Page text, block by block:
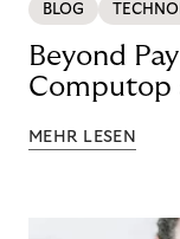
BLOG
Beyond
Computop
MEHR LESEN